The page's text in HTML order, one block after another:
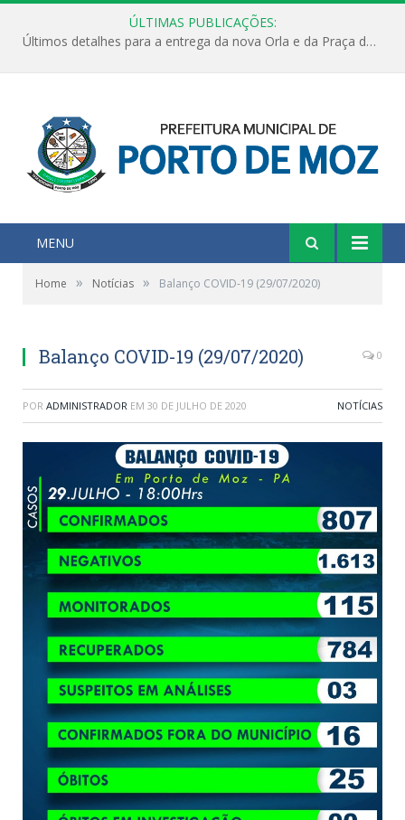
ÚLTIMAS PUBLICAÇÕES:
Últimos detalhes para a entrega da nova Orla e da Praça do Praião
MENU
Home » Notícias » Balanço COVID-19 (29/07/2020)
Balanço COVID-19 (29/07/2020) 0
POR ADMINISTRADOR EM 30 DE JULHO DE 2020 NOTÍCIAS